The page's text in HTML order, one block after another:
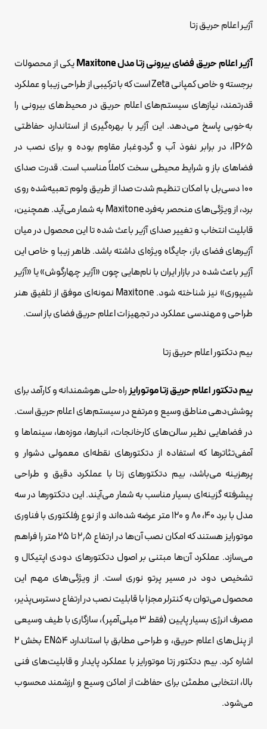
آژیر اعلام حریق زتا
آژیر اعلام حریق فضای بیرونی زتا مدل Maxitone
یکی از محصولات
برجسته و خاص کمپانی Zeta است که با ترکیبی از طراحی زیبا و عملکرد
قدرتمند، نیازهای سیستم‌های اعلام حریق در محیط‌های بیرونی را
به‌خوبی پاسخ می‌دهد. این آژیر با بهره‌گیری از استاندارد حفاظتی
IP65، در برابر نفوذ آب و گردوغبار مقاوم بوده و برای نصب در
فضاهای باز و شرایط محیطی سخت کاملاً مناسب است. قدرت صدای
۱۰۰ دسی‌بل با امکان تنظیم شدت صدا از طریق ولوم تعبیه‌شده روی
برد، از ویژگی‌های منحصر به‌فرد Maxitone به شمار می‌آید. همچنین،
قابلیت انتخاب و تغییر صدای آژیر باعث شده تا این محصول در میان
آژیرهای فضای باز، جایگاه ویژه‌ای داشته باشد. ظاهر زیبا و خاص این
آژیر باعث شده در بازار ایران با نام‌هایی چون «آژیر چهارگوش» یا «آژیر
شیپوری» نیز شناخته شود. Maxitone نمونه‌ای موفق از تلفیق هنر
طراحی و مهندسی عملکرد در تجهیزات اعلام حریق فضای باز است.
بیم دتکتور اعلام حریق زتا
بیم دتکتور اعلام حریق زتا موتورایز راه‌حلی هوشمندانه و کارآمد برای
پوشش‌دهی مناطق وسیع و مرتفع در سیستم‌های اعلام حریق است.
در فضاهایی نظیر سالن‌های کارخانجات، انبارها، موزه‌ها، سینماها و
آمفی‌تئاترها که استفاده از دتکتورهای نقطه‌ای معمولی دشوار و
پرهزینه می‌باشد، بیم دتکتورهای زتا با عملکرد دقیق و طراحی
پیشرفته گزینه‌ای بسیار مناسب به شمار می‌آیند. این دتکتورها در سه
مدل با برد ۴۰، ۸۰ و ۱۲۰ متر عرضه شده‌اند و از نوع رفلکتوری با فناوری
موتورایز هستند که امکان نصب آن‌ها در ارتفاع ۲٫۵ تا ۲۵ متر را فراهم
می‌سازد. عملکرد آن‌ها مبتنی بر اصول دتکتورهای دودی اپتیکال و
تشخیص دود در مسیر پرتو نوری است. از ویژگی‌های مهم این
محصول می‌توان به کنترلر مجزا با قابلیت نصب در ارتفاع دسترس‌پذیر،
مصرف انرژی بسیار پایین (فقط ۳ میلی‌آمپر)، سازگاری با طیف وسیعی
از پنل‌های اعلام حریق، و طراحی مطابق با استاندارد EN54 بخش ۲
اشاره کرد. بیم دتکتور زتا موتورایز با عملکرد پایدار و قابلیت‌های فنی
بالا، انتخابی مطمئن برای حفاظت از اماکن وسیع و ارزشمند محسوب
می‌شود.